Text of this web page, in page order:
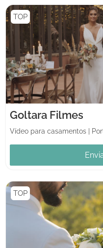
TOP
Goltara Filmes
Vídeo para casamentos
TOP